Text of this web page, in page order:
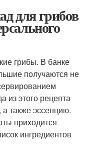
для грибов
грибы. В банке
получаются не
из этого рецепта
а также эссенцию.
приходится
ингредиентов